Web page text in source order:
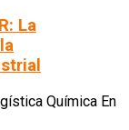
La
Química En